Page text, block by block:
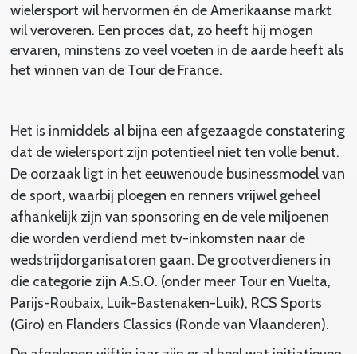
wielersport wil hervormen én de Amerikaanse markt
wil veroveren. Een proces dat, zo heeft hij mogen
ervaren, minstens zo veel voeten in de aarde heeft als
het winnen van de Tour de France.
Het is inmiddels al bijna een afgezaagde constatering
dat de wielersport zijn potentieel niet ten volle benut.
De oorzaak ligt in het eeuwenoude businessmodel van
de sport, waarbij ploegen en renners vrijwel geheel
afhankelijk zijn van sponsoring en de vele miljoenen
die worden verdiend met tv-inkomsten naar de
wedstrijdorganisatoren gaan. De grootverdieners in
die categorie zijn A.S.O. (onder meer Tour en Vuelta,
Parijs-Roubaix, Luik-Bastenaken-Luik), RCS Sports
(Giro) en Flanders Classics (Ronde van Vlaanderen).